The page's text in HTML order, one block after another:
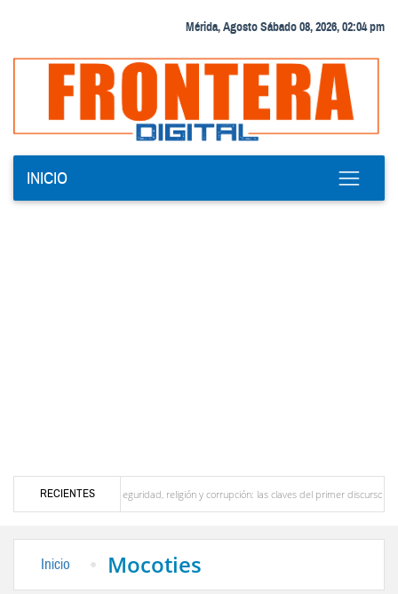
Mérida, Agosto Sábado 08, 2026, 02:04 pm
INICIO
RECIENTES
religión y corrupción: las claves del primer discurso de De la Espriella como
Inicio Mocoties